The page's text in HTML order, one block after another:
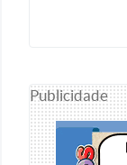
Publicidade